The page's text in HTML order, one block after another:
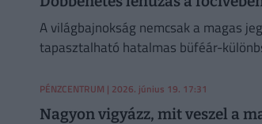
A világbajnokság nemcsak a magas
tapasztalható hatalmas büféár-
PÉNZCENTRUM | 2026. június 19. 17:31
Nagyon vigyázz, mit veszel a